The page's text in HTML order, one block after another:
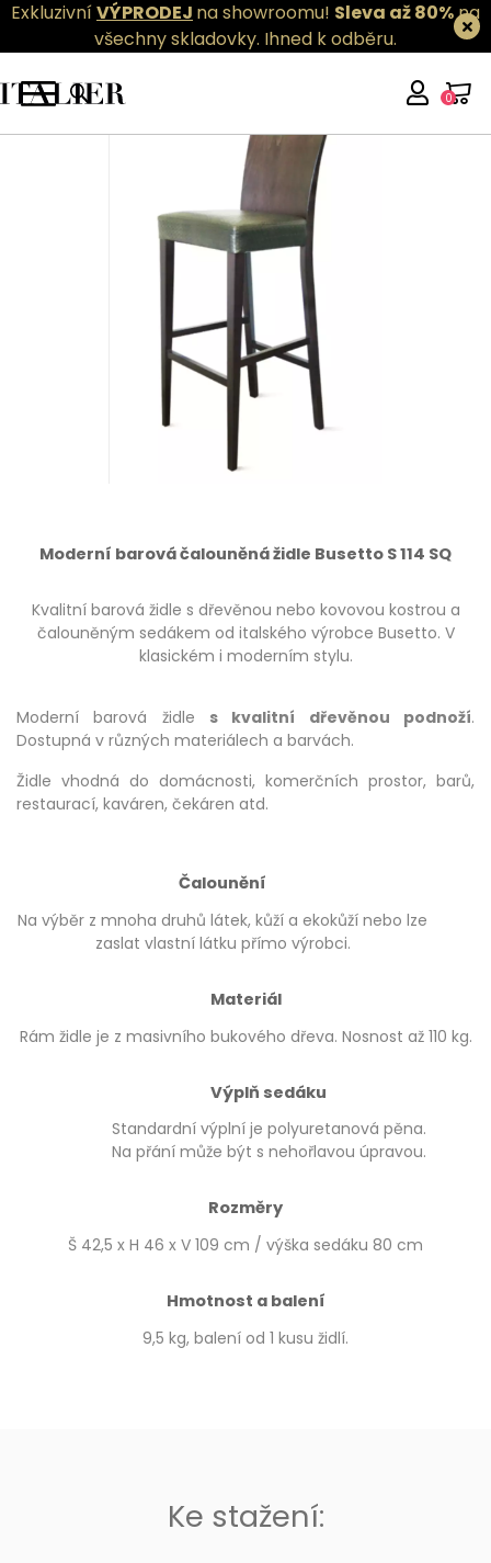
ExkluzivníVÝPRODEJ na showroomu! Sleva až 80%na
všechny skladovky. Ihned k odběru.
0
Moderní barová čalouněná židle Busetto S 114 SQ
Kvalitní barová židle s dřevěnou nebo kovovou kostrou a
čalouněným sedákem od italského výrobce Busetto. V
klasickém i moderním stylu.
Moderní barová židle s kvalitní dřevěnou podnoží.
Dostupná v různých materiálech a barvách.
Židle vhodná do domácnosti, komerčních prostor, barů,
restaurací, kaváren, čekáren atd.
Čalounění
Na výběr z mnoha druhů látek, kůží a ekokůží nebo lze
zaslat vlastní látku přímo výrobci.
Materiál
Rám židle je z masivního bukového dřeva. Nosnost až 110 kg.
Výplň sedáku
Standardní výplní je polyuretanová pěna.
Na přání může být s nehořlavou úpravou.
Rozměry
Š 42,5 x H 46 x V 109 cm / výška sedáku 80 cm
Hmotnost a balení
9,5 kg, balení od 1 kusu židlí.
Ke stažení: